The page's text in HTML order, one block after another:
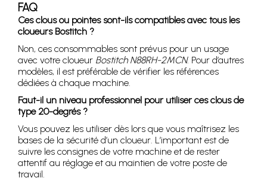
FAQ
Ces clous ou pointes sont-ils compatibles avec tous les
cloueurs Bostitch ?
Non, ces consommables sont prévus pour un usage
avec votre cloueur Bostitch N88RH-2MCN. Pour d’autres
modèles, il est préférable de vérifier les références
dédiées à chaque machine.
Faut-il un niveau professionnel pour utiliser ces clous de
type 20-degrés ?
Vous pouvez les utiliser dès lors que vous maîtrisez les
bases de la sécurité d’un cloueur. L’important est de
suivre les consignes de votre machine et de rester
attentif au réglage et au maintien de votre poste de
travail.